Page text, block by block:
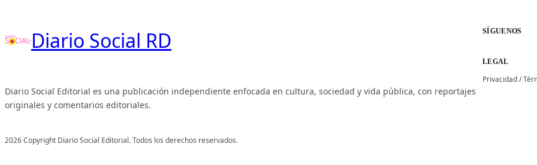
Diario Social RD
Diario Social Editorial es una publicación independiente enfocada en cultura, sociedad y vida pública, con reportajes
originales y comentarios editoriales.
SÍGUENOS
LEGAL
Privacidad/
2026 Copyright Diario Social Editorial. Todos los derechos reservados.